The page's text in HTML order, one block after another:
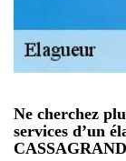
Ne cherchez
services d’un